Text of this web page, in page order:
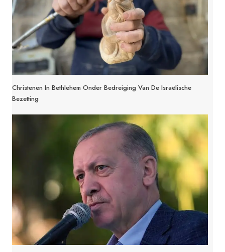
Christenen In Bethlehem Onder Bedreiging Van De Israëlische
Bezetting